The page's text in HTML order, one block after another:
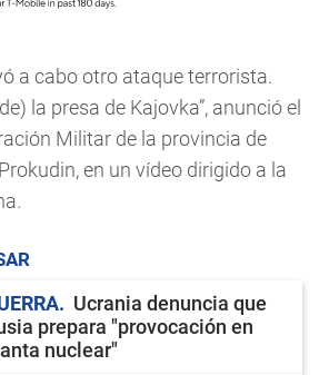
a cabo otro ataque terrorista.
la presa de Kajovka”, anunció el
Militar de la provincia de
en un vídeo dirigido a la
Ucrania denuncia que
prepara "provocación en
nuclear"